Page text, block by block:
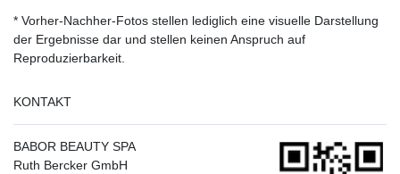
* Vorher-Nachher-Fotos stellen lediglich eine visuelle Darstellung
der Ergebnisse dar und stellen keinen Anspruch auf
Reproduzierbarkeit.
KONTAKT
BABOR BEAUTY SPA
Ruth Bercker GmbH